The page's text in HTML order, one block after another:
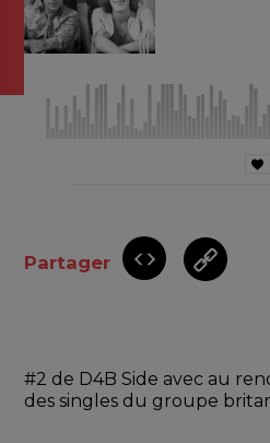
Partager
#2 de D4B Side avec au
des singles du groupe